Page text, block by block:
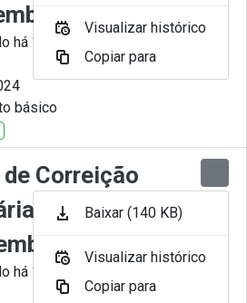
há 11 Meses por Juliana
básico
Correição
nº 011-2024
há 11 Meses por Juliana
Visualizar histórico
Copiar para
Baixar (140 KB)
Visualizar histórico
Copiar para